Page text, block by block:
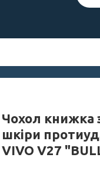
Чохол книжка
шкіри
VIVO V27